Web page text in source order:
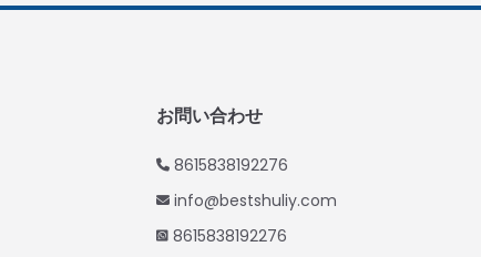
お問い合わせ
8615838192276
info@bestshuliy.com
8615838192276
Portuguese
Russian
Spanish
Chinese
Vietnamese